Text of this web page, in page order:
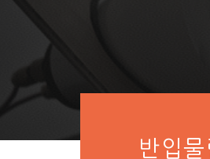
반입